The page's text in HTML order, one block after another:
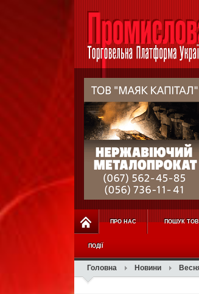
ПРО НАС ПОШУК
ПОДІЇ
Головна Новини